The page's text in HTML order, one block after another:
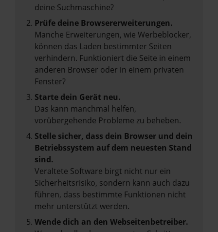
deine Suchmaschine?
Prüfe deine Browsererweiterungen.
Manche Erweiterungen, wie Werbeblocker,
können das Laden bestimmter Seiten
verhindern. Funktioniert die Seite in einem
anderen Browser oder in einem privaten
Fenster?
Starte dein Gerät neu.
Das kann manchmal helfen,
vorübergehende Probleme zu beheben.
Stelle sicher, dass dein Browser und dein
Betriebssystem auf dem neuesten Stand
sind.
Veraltete Software birgt nicht nur ein
Sicherheitsrisiko, sondern kann auch dazu
führen, dass bestimmte Funktionen nicht
mehr unterstützt werden.
Wende dich an den Webseitenbetreiber.